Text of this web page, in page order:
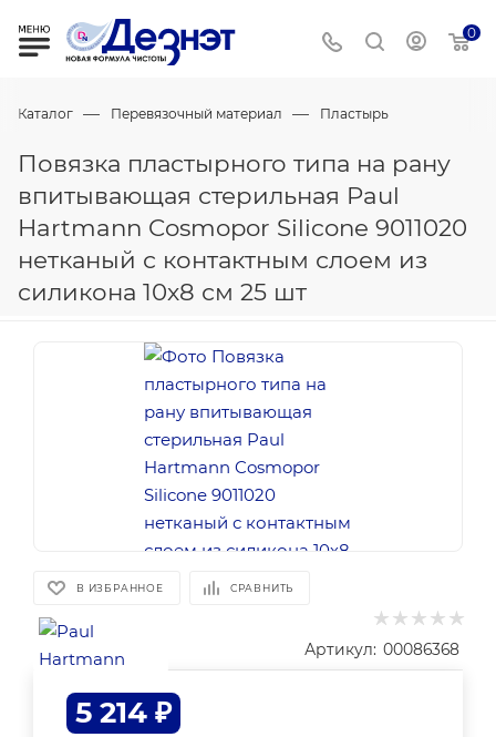
0
Каталог — Перевязочный материал — Пластырь
Повязка пластырного типа на рану
впитывающая стерильная Paul
Hartmann Cosmopor Silicone 9011020
нетканый с контактным слоем из
силикона 10х8 см 25 шт
В ИЗБРАННОЕ СРАВНИТЬ
Артикул: 00086368
5 214 ₽